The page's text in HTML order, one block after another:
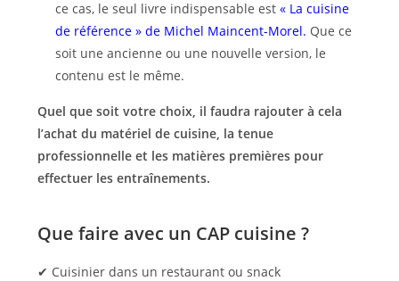
ce cas, le seul livre indispensable est« La cuisine
de référence » de Michel Maincent-Morel. Que ce
soit une ancienne ou une nouvelle version, le
contenu est le même.
Quel que soit votre choix, il faudra rajouter à cela
l’achat du matériel de cuisine, la tenue
professionnelle et les matières premières pour
effectuer les entraînements.
Que faire avec un CAP cuisine ?
✔ Cuisinier dans un restaurant ou snack